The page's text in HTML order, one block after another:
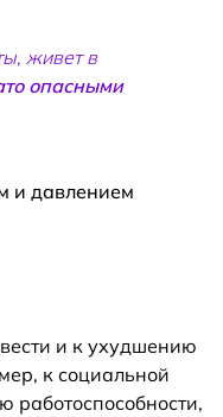
живет в
опасными
и давлением
и к ухудшению
к социальной
работоспособности,